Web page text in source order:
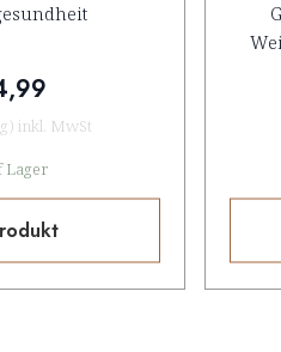
) inkl. MwSt
Lager